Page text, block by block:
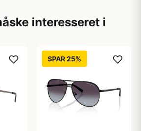
interesseret i
SPAR 25%